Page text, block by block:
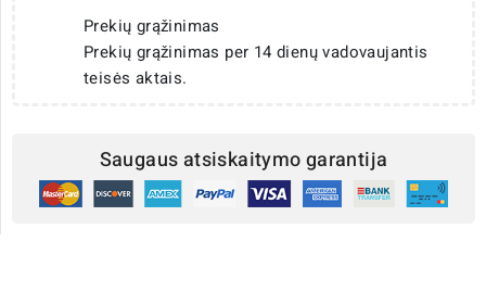
Prekių grąžinimas
Prekių grąžinimas per 14 dienų vadovaujantis
teisės aktais.
Saugaus atsiskaitymo garantija